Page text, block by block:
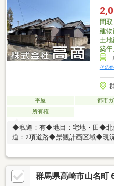
間取
建
土
築年
その
平屋 都市
所有権
◆私道：有◆地目：宅地・田◆北
道：2項道路◆景観計画区域◆現
群馬県高崎市山名町